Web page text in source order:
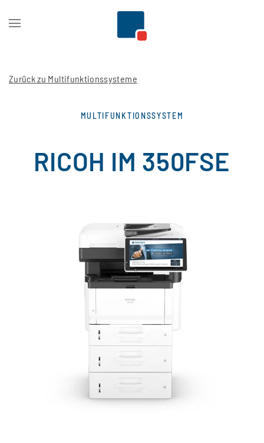
Zurück zu Multifunktionssysteme
MULTIFUNKTIONSSYSTEM
RICOH IM 350FSE